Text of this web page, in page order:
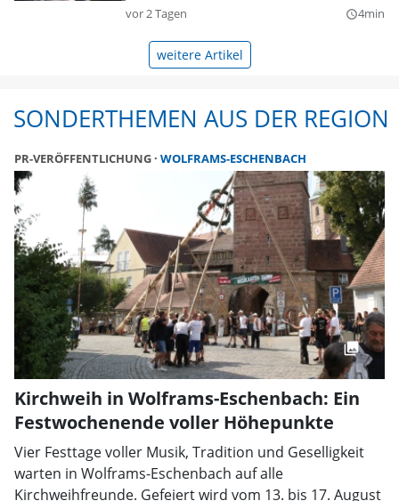
vor 2 Tagen query_builder4min
weitere Artikel
SONDERTHEMEN AUS DER REGION
PR-VERÖFFENTLICHUNG WOLFRAMS-ESCHENBACH
Kirchweih in Wolframs-Eschenbach: Ein
Festwochenende voller Höhepunkte
Vier Festtage voller Musik, Tradition und Geselligkeit
warten in Wolframs-Eschenbach auf alle
Kirchweihfreunde. Gefeiert wird vom 13. bis 17. August